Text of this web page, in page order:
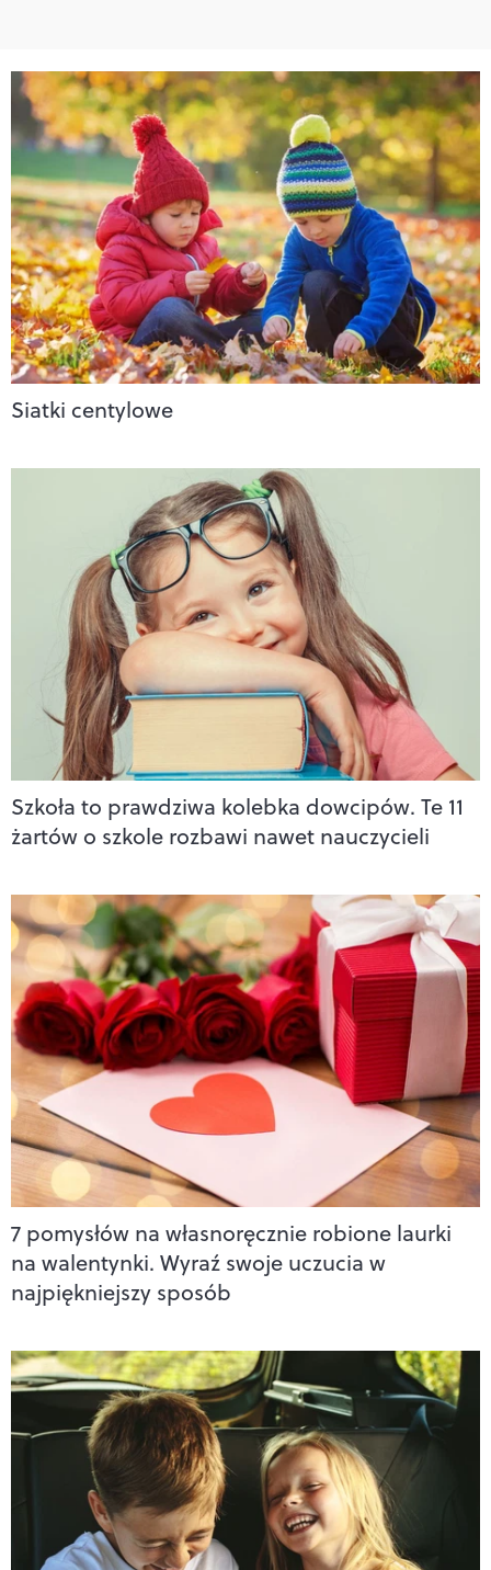
Siatki centylowe
Szkoła to prawdziwa kolebka dowcipów. Te 11
żartów o szkole rozbawi nawet nauczycieli
7 pomysłów na własnoręcznie robione laurki
na walentynki. Wyraź swoje uczucia w
najpiękniejszy sposób